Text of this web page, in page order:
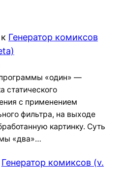
к Генератор комиксов
«один» —
статического
с применением
фильтра, на выходе
картинку. Суть
«два»…
Генератор комиксов (v.